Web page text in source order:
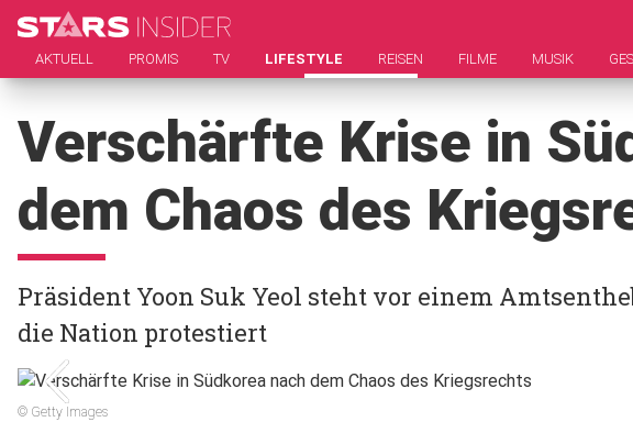
AKTUELL PROMIS TV LIFESTYLE REISEN FILME MUSIK
Verschärfte Krise in
dem Chaos des
Präsident Yoon Suk Yeol steht vor einem
die Nation protestiert
© Getty Images